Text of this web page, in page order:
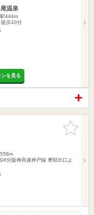
温泉
444m
徒歩10分
を見る
お気に入
りに追加
8分阪神高速神戸線 摩耶出口よ